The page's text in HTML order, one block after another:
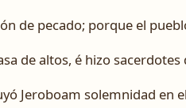
de pecado; porque el
de altos, é hizo
Jeroboam solemnidad en